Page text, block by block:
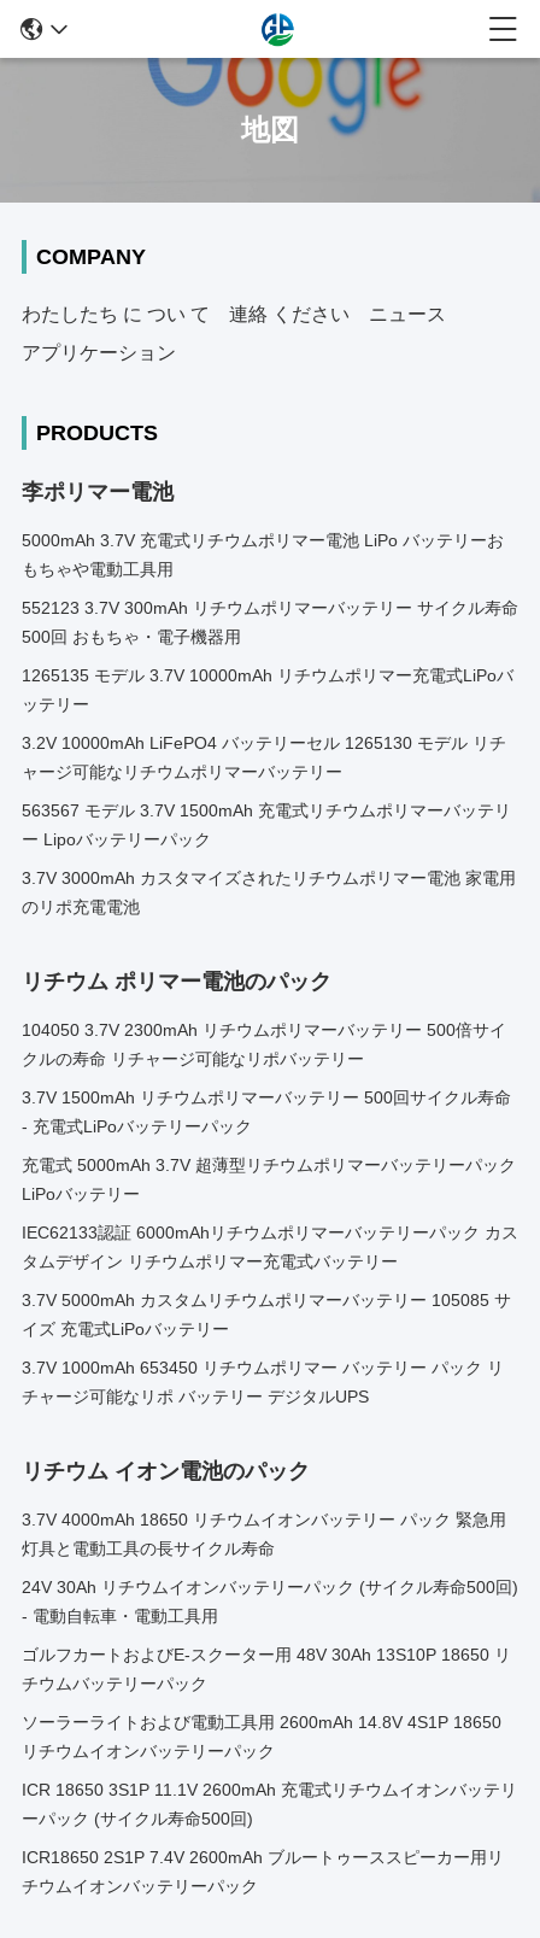
地図
COMPANY
わたしたち に つい て 連絡 ください
ニュース
アプリケーション
PRODUCTS
李ポリマー電池
5000mAh 3.7V 充電式リチウムポリマー電池 LiPo バッテリーお
もちゃや電動工具用
552123 3.7V 300mAh リチウムポリマーバッテリー サイクル寿命
500回 おもちゃ・電子機器用
1265135 モデル 3.7V 10000mAh リチウムポリマー充電式LiPoバ
ッテリー
3.2V 10000mAh LiFePO4 バッテリーセル 1265130 モデル リチ
ャージ可能なリチウムポリマーバッテリー
563567 モデル 3.7V 1500mAh 充電式リチウムポリマーバッテリ
ー Lipoバッテリーパック
3.7V 3000mAh カスタマイズされたリチウムポリマー電池 家電用
のリポ充電電池
リチウム ポリマー電池のパック
104050 3.7V 2300mAh リチウムポリマーバッテリー 500倍サイ
クルの寿命 リチャージ可能なリポバッテリー
3.7V 1500mAh リチウムポリマーバッテリー 500回サイクル寿命
- 充電式LiPoバッテリーパック
充電式 5000mAh 3.7V 超薄型リチウムポリマーバッテリーパック
LiPoバッテリー
IEC62133認証 6000mAhリチウムポリマーバッテリーパック カス
タムデザイン リチウムポリマー充電式バッテリー
3.7V 5000mAh カスタムリチウムポリマーバッテリー 105085 サ
イズ 充電式LiPoバッテリー
3.7V 1000mAh 653450 リチウムポリマー バッテリー パック リ
チャージ可能なリポ バッテリー デジタルUPS
リチウム イオン電池のパック
3.7V 4000mAh 18650 リチウムイオンバッテリー パック 緊急用
灯具と電動工具の長サイクル寿命
24V 30Ah リチウムイオンバッテリーパック (サイクル寿命500回)
- 電動自転車・電動工具用
ゴルフカートおよびE-スクーター用 48V 30Ah 13S10P 18650 リ
チウムバッテリーパック
ソーラーライトおよび電動工具用 2600mAh 14.8V 4S1P 18650
リチウムイオンバッテリーパック
ICR 18650 3S1P 11.1V 2600mAh 充電式リチウムイオンバッテリ
ーパック (サイクル寿命500回)
ICR18650 2S1P 7.4V 2600mAh ブルートゥーススピーカー用リ
チウムイオンバッテリーパック